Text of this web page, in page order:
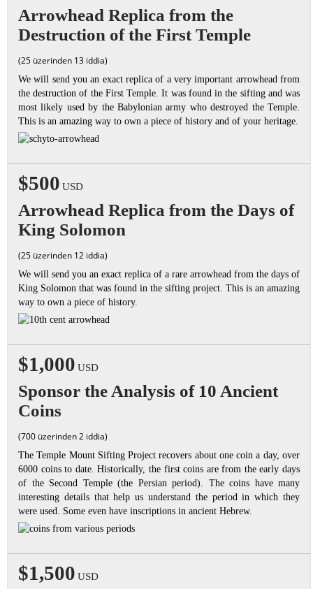
Arrowhead Replica from the
Destruction of the First Temple
(25 üzerinden 13 iddia)
We will send you an exact replica of a very important arrowhead from
the destruction of the First Temple. It was found in the sifting and was
most likely used by the Babylonian army who destroyed the Temple.
This is an amazing way to own a piece of history and of your heritage.
$500 USD
Arrowhead Replica from the Days of
King Solomon
(25 üzerinden 12 iddia)
We will send you an exact replica of a rare arrowhead from the days of
King Solomon that was found in the sifting project. This is an amazing
way to own a piece of history.
$1,000 USD
Sponsor the Analysis of 10 Ancient
Coins
(700 üzerinden 2 iddia)
The Temple Mount Sifting Project recovers about one coin a day, over
6000 coins to date. Historically, the first coins are from the early days
of the Second Temple (the Persian period). The coins have many
interesting details that help us understand the period in which they
were used. Some even have inscriptions in ancient Hebrew.
$1,500 USD